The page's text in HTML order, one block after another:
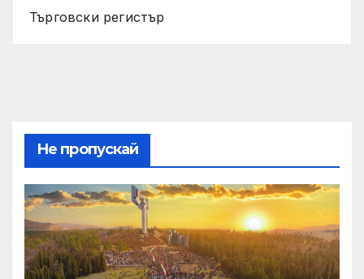
Търговски регистър
Не пропускай